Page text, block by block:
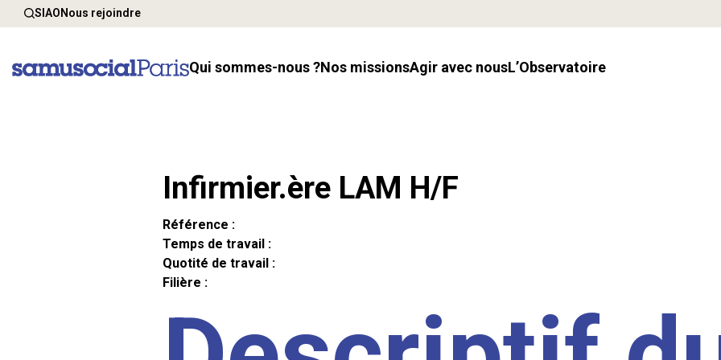
SIAONous rejoindre
Qui sommes-nous ? Nos missions Agir avec nous l’Observatoire
Infirmier.ère LAM H/F
Référence :
Temps de travail :
Quotité de travail :
Filière :